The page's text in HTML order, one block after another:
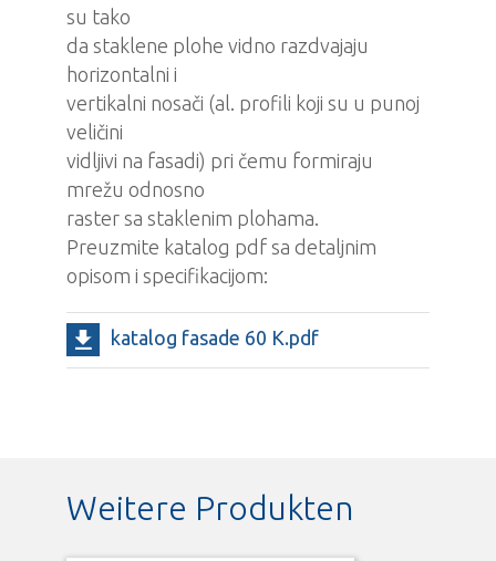
su tako
da staklene plohe vidno razdvajaju
horizontalni i
vertikalni nosači (al. profili koji su u punoj
veličini
vidljivi na fasadi) pri čemu formiraju
mrežu odnosno
raster sa staklenim plohama.
Preuzmite katalog pdf sa detaljnim
opisom i specifikacijom:
katalog fasade 60 K.pdf
Weitere Produkten